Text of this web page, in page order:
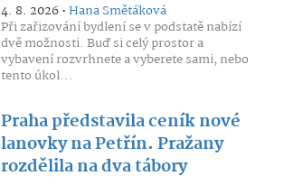
4. 8. 2026 •Hana Smětáková
Při zařizování bydlení se v podstatě nabízí
dvě možnosti. Buď si celý prostor a
vybavení rozvrhnete a vyberete sami, nebo
tento úkol...
Praha představila ceník nové
lanovky na Petřín. Pražany
rozdělila na dva tábory